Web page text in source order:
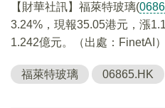
【財華社訊】福萊特玻璃(
3.24%，現報35.05港元，漲
1.242億元。（出處：FinetAI）
福萊特玻璃 06865.HK